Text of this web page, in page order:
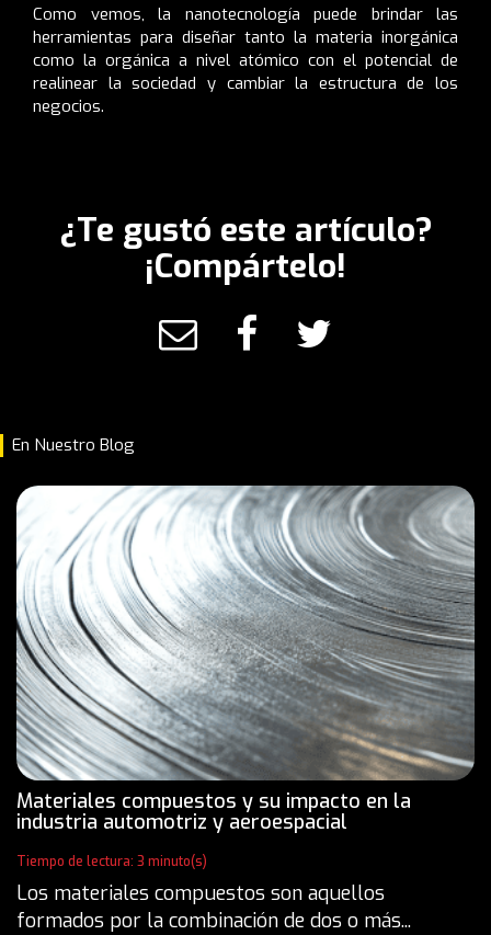
Como vemos, la nanotecnología puede brindar las
herramientas para diseñar tanto la materia inorgánica
como la orgánica a nivel atómico con el potencial de
realinear la sociedad y cambiar la estructura de los
negocios.
¿Te gustó este artículo?
¡Compártelo!
En Nuestro Blog
Materiales compuestos y su impacto en la
industria automotriz y aeroespacial
Tiempo de lectura: 3 minuto(s)
Los materiales compuestos son aquellos
formados por la combinación de dos o más...